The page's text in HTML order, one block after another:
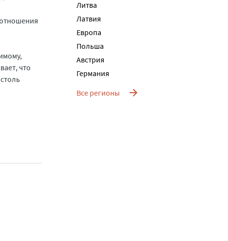
что
Литва
Латвия
Европа
Польша
Австрия
Германия
Все регионы